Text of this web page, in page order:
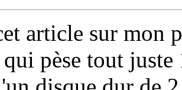
article sur mon
pèse tout